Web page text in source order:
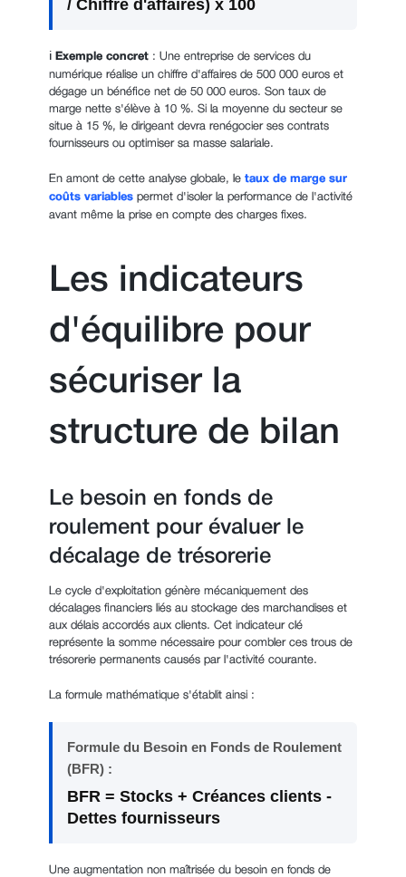
/ Chiffre d'affaires) x 100
Exemple concret : Une entreprise de services du
numérique réalise un chiffre d'affaires de 500 000 euros et
dégage un bénéfice net de 50 000 euros. Son taux de
marge nette s'élève à 10 %. Si la moyenne du secteur se
situe à 15 %, le dirigeant devra renégocier ses contrats
fournisseurs ou optimiser sa masse salariale.
En amont de cette analyse globale, le taux de marge sur
coûts variables permet d'isoler la performance de l'activité
avant même la prise en compte des charges fixes.
Les indicateurs
d'équilibre pour
sécuriser la
structure de bilan
Le besoin en fonds de
roulement pour évaluer le
décalage de trésorerie
Le cycle d'exploitation génère mécaniquement des
décalages financiers liés au stockage des marchandises et
aux délais accordés aux clients. Cet indicateur clé
représente la somme nécessaire pour combler ces trous de
trésorerie permanents causés par l'activité courante.
La formule mathématique s'établit ainsi :
Formule du Besoin en Fonds de Roulement
(BFR) :
BFR = Stocks + Créances clients -
Dettes fournisseurs
Une augmentation non maîtrisée du besoin en fonds de